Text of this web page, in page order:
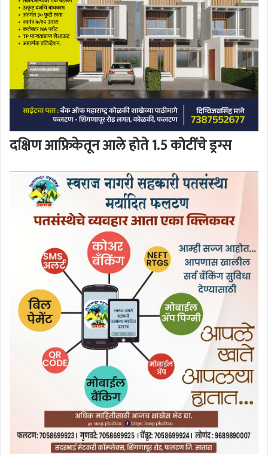
दक्षिण आफ्रिकेतून आले होते 1.5 कोटींचे ड्रग्स